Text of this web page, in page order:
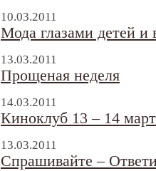
10.03.2011
Мода глазами детей и
13.03.2011
Прощеная неделя
14.03.2011
Киноклуб 13 – 14
13.03.2011
Спрашивайте –